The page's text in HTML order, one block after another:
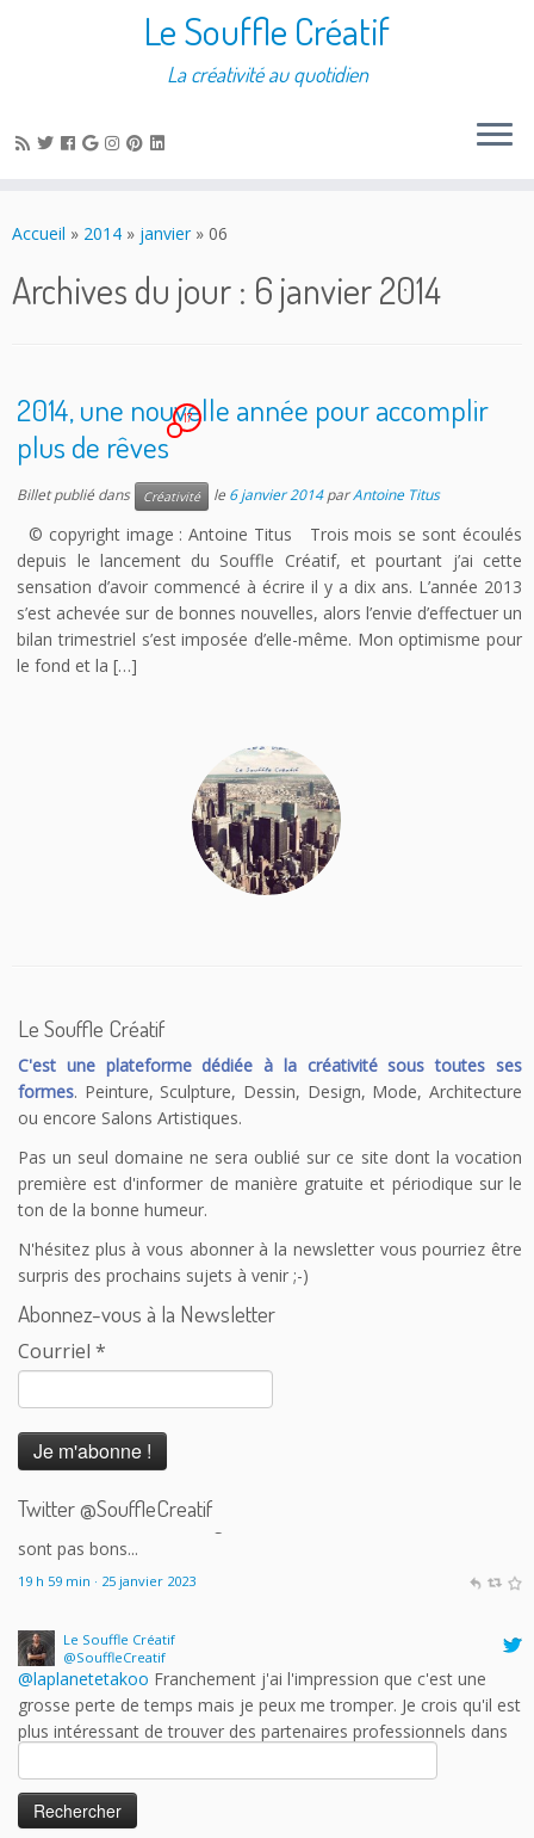
Le Souffle Créatif
La créativité au quotidien
Accueil » 2014 » janvier » 06
Archives du jour : 6 janvier 2014
2014, une nouvelle année pour accomplir
plus de rêves
17
Billet publié dans Créativité le 6 janvier 2014 parAntoine Titus
© copyright image : Antoine Titus Trois mois se sont écoulés
depuis le lancement du Souffle Créatif, et pourtant j’ai cette
sensation d’avoir commencé à écrire il y a dix ans. L’année 2013
s’est achevée sur de bonnes nouvelles, alors l’envie d’effectuer un
bilan trimestriel s’est imposée d’elle-même. Mon optimisme pour
le fond et la […]
Le Souffle Créatif
C'est une plateforme dédiée à la créativité sous toutes ses
formes. Peinture, Sculpture, Dessin, Design, Mode, Architecture
ou encore Salons Artistiques.
Pas un seul domaine ne sera oublié sur ce site dont la vocation
première est d'informer de manière gratuite et périodique sur le
ton de la bonne humeur.
N'hésitez plus à vous abonner à la newsletter vous pourriez être
surpris des prochains sujets à venir ;-)
Abonnez-vous à la Newsletter
Courriel *
Twitter @SouffleCreatif
correctement sauf les auteurs qui me dérange. 150 auteurs sur
200 touchent le RSA à Angoulême excusez-moi mais les calculs
sont pas bons...
Le Souffle Créatif
@laplanetetakoo
grosse perte de temps mais je peux me tromper. Je crois qu'il est
plus intéressant de trouver des partenaires professionnels dans
des salons moins grand public ou plus spécialisés. Est-ce que les
auteurs y trouvent vraiment leur compte?